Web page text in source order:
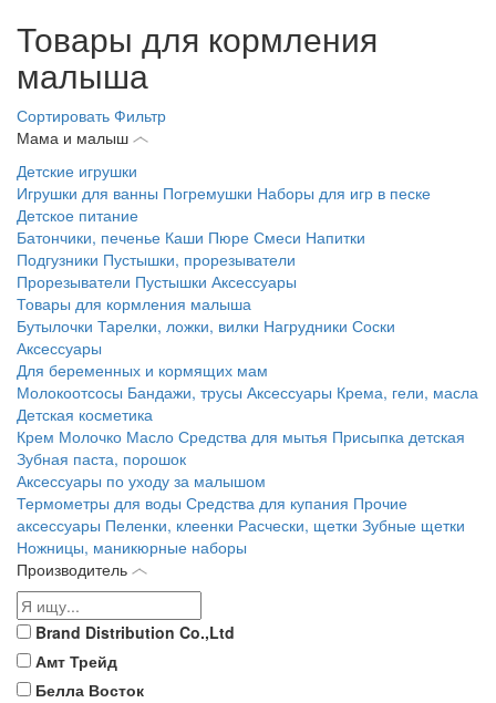
Товары для кормления
малыша
Сортировать Фильтр
Мама и малыш
Детские игрушки
Игрушки для ванны Погремушки Наборы для игр в песке
Детское питание
Батончики, печенье Каши Пюре Смеси Напитки
Подгузники Пустышки, прорезыватели
Прорезыватели Пустышки Аксессуары
Товары для кормления малыша
Бутылочки Тарелки, ложки, вилки Нагрудники Соски
Аксессуары
Для беременных и кормящих мам
Молокоотсосы Бандажи, трусы Аксессуары Крема, гели, масла
Детская косметика
Крем Молочко Масло Средства для мытья Присыпка детская
Зубная паста, порошок
Аксессуары по уходу за малышом
Термометры для воды Средства для купания Прочие
аксессуары Пеленки, клеенки Расчески, щетки Зубные щетки
Ножницы, маникюрные наборы
Производитель
Brand Distribution Co.,Ltd
Амт Трейд
Белла Восток